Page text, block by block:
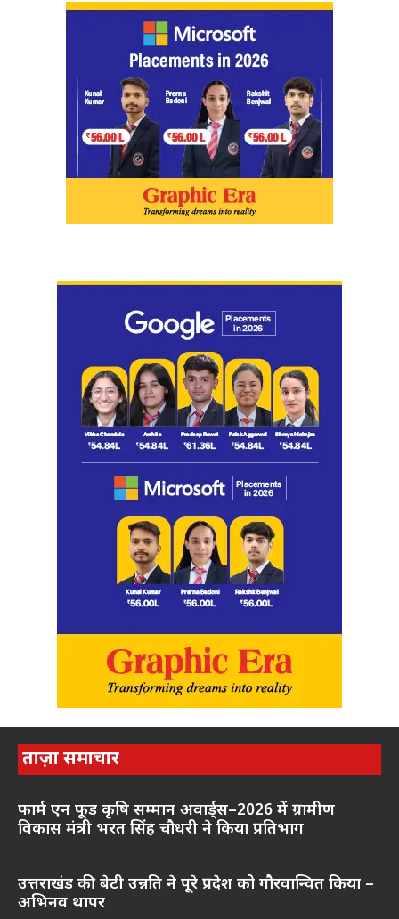
ताज़ा समाचार
फार्म एन फूड कृषि सम्मान अवार्ड्स–2026 में ग्रामीण
विकास मंत्री भरत सिंह चौधरी ने किया प्रतिभाग
उत्तराखंड की बेटी उन्नति ने पूरे प्रदेश को गौरवान्वित किया –
अभिनव थापर